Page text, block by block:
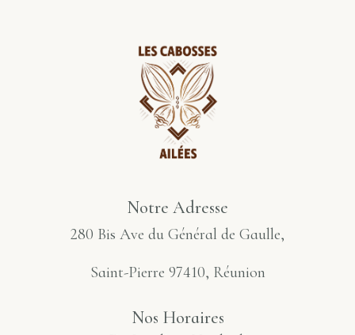
Notre Adresse
280 Bis Ave du Général de Gaulle,
Saint-Pierre 97410, Réunion
Nos Horaires